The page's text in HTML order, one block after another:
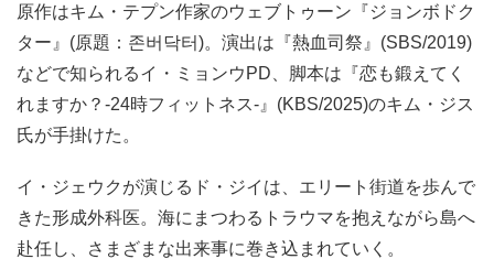
原作はキム・テプン作家のウェブトゥーン『ジョンボドク
ター』(原題：존버닥터)。演出は『熱血司祭』(SBS/2019)
などで知られるイ・ミョンウPD、脚本は『恋も鍛えてく
れますか？-24時フィットネス-』(KBS/2025)のキム・ジス
氏が手掛けた。
イ・ジェウクが演じるド・ジイは、エリート街道を歩んで
きた形成外科医。海にまつわるトラウマを抱えながら島へ
赴任し、さまざまな出来事に巻き込まれていく。